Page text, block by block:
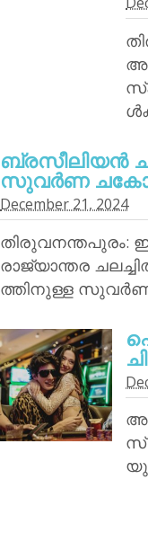
ബ്രസീലിയന്‍
സുവര്‍ണ
December 21, 2024
തിരുവനന്തപുരം:
രാജ്യാന്തര
ത്തിനുള്ള
സ്